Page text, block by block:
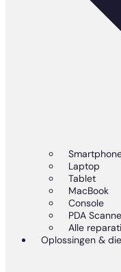
Laptop
Tablet
MacBook
Console
PDA
Alle
Oplossingen &